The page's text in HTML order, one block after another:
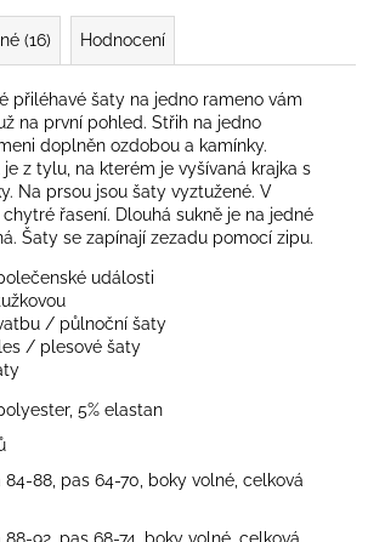
(16) Hodnocení
přiléhavé šaty na jedno rameno vám
na první pohled. Střih na jedno
doplněn ozdobou a kamínky.
z tylu, na kterém je vyšívaná krajka s
Na prsou jsou šaty vyztužené. V
řasení. Dlouhá sukně je na jedné
Šaty se zapínají zezadu pomocí zipu.
události
/ půlnoční šaty
/ plesové šaty
5% elastan
84-88, pas 64-70, boky volné, celková
92, pas 68-74, boky volné, celková